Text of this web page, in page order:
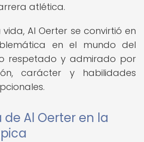
atlética.
Al Oerter se convirtió en
en el mundo del
respetado y admirado por
carácter y habilidades
Al Oerter en la